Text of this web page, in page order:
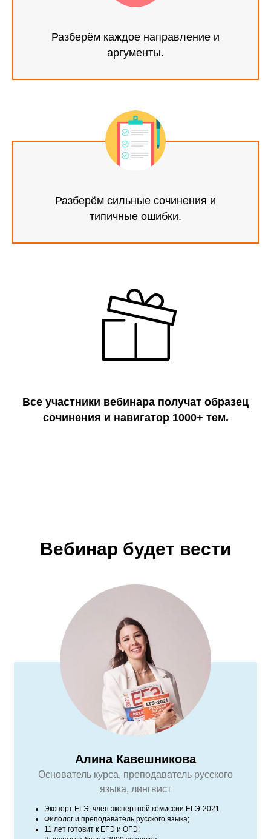
Разберём каждое направление и
аргументы.
Разберём сильные сочинения и
типичные ошибки.
Все участники вебинара получат образец
сочинения и навигатор 1000+ тем.
Вебинар будет вести
Алина Кавешникова
Основатель курса, преподаватель русского
языка, лингвист
Эксперт ЕГЭ, член экспертной комиссии ЕГЭ-2021
Филолог и преподаватель русского языка;
11 лет готовит к ЕГЭ и ОГЭ;